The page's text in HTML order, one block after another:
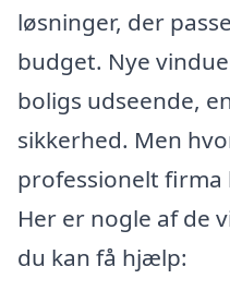
løsninger, der
budget. Nye
boligs udseende,
sikkerhed. Men
professionelt
Her er nogle af de
du kan få hjælp: